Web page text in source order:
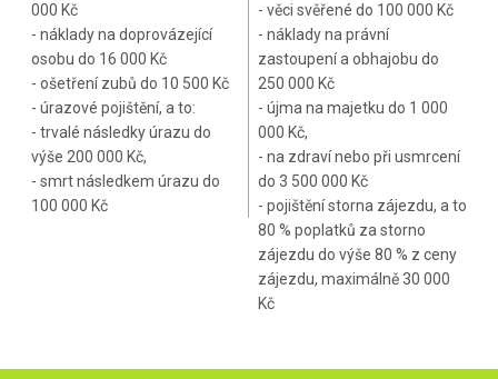
000 Kč
- náklady na doprovázející
osobu do 16 000 Kč
- ošetření zubů do 10 500 Kč
- úrazové pojištění, a to:
- trvalé následky úrazu do
výše 200 000 Kč,
- smrt následkem úrazu do
100 000 Kč
- věci svěřené do 100 000 Kč
- náklady na právní
zastoupení a obhajobu do
250 000 Kč
- újma na majetku do 1 000
000 Kč,
- na zdraví nebo při usmrcení
do 3 500 000 Kč
- pojištění storna zájezdu, a to
80 % poplatků za storno
zájezdu do výše 80 % z ceny
zájezdu, maximálně 30 000
Kč